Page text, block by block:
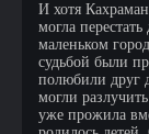
И хотя
могла
маленьком
судьбой были
полюбили друг
могли
уже прожила